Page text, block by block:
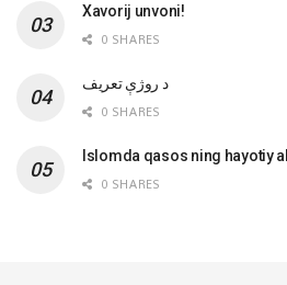
Xavorij unvoni!
0 SHARES
‌د روژې تعریف
0 SHARES
Islomda qasos ning hayotiy
0 SHARES